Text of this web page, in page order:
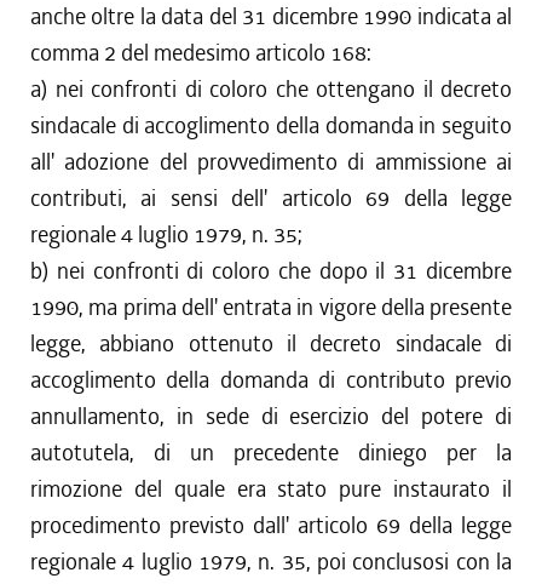
anche oltre la data del 31 dicembre 1990 indicata al
comma 2 del medesimo articolo 168:
a) nei confronti di coloro che ottengano il decreto
sindacale di accoglimento della domanda in seguito
all' adozione del provvedimento di ammissione ai
contributi, ai sensi dell' articolo 69 della legge
regionale 4 luglio 1979, n. 35;
b) nei confronti di coloro che dopo il 31 dicembre
1990, ma prima dell' entrata in vigore della presente
legge, abbiano ottenuto il decreto sindacale di
accoglimento della domanda di contributo previo
annullamento, in sede di esercizio del potere di
autotutela, di un precedente diniego per la
rimozione del quale era stato pure instaurato il
procedimento previsto dall' articolo 69 della legge
regionale 4 luglio 1979, n. 35, poi conclusosi con la